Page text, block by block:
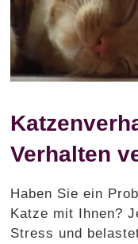
Verhalten
Haben Sie ein
Katze mit Ihnen?
Stress und